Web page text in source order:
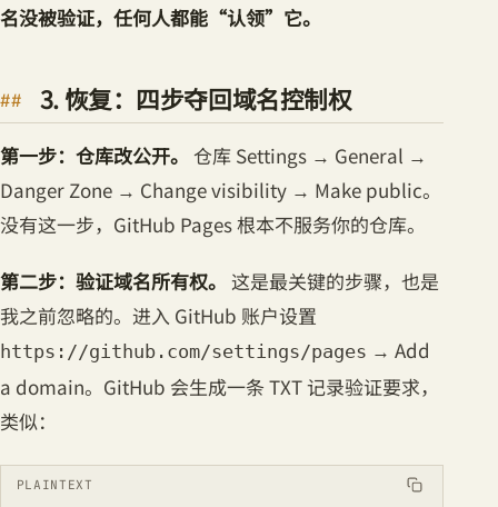
名没被验证，任何人都能“认领”它。
3. 恢复：四步夺回域名控制权
第一步：仓库改公开。 仓库 Settings → General →
Danger Zone → Change visibility → Make public。
没有这一步，GitHub Pages 根本不服务你的仓库。
第二步：验证域名所有权。 这是最关键的步骤，也是
我之前忽略的。进入 GitHub 账户设置
https://github.com/settings/pages → Add
a domain。GitHub 会生成一条 TXT 记录验证要求，
类似：
PLAINTEXT